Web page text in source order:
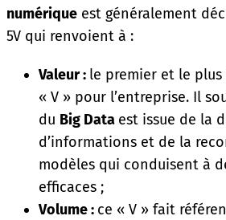
numérique est généralement
5V qui renvoient à :
Valeur : le premier et le
« V » pour l’entreprise. Il
du Big Data est issue de la
d’informations et de la
modèles qui conduisent à
efficaces ;
Volume : ce « V » fait